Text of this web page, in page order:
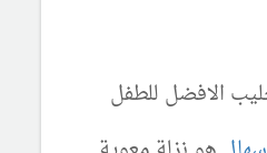
الافضل للطفل